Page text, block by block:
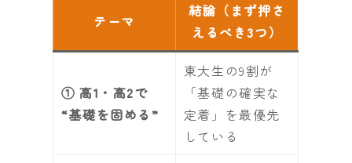
テーマ
結論（まず押さ
えるべき3つ）
① 高1・高2で
“基礎を固める”
東大生の9割が
「基礎の確実な
定着」を最優先
している